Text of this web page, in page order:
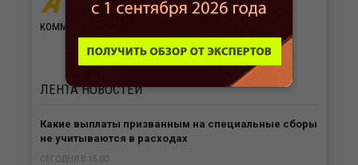
документы с
комментариями экспертов.
ЛЕНТАНОВОСТЕЙ
Какие выплаты призванным на специальные сборы
не учитываются в расходах
СЕГОДНЯ В 15:00